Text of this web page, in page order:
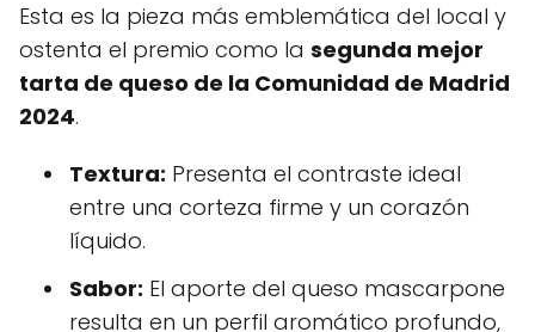
Esta es la pieza más emblemática del local y
ostenta el premio como la segunda mejor
tarta de queso de la Comunidad de Madrid
2024.
Textura: Presenta el contraste ideal
entre una corteza firme y un corazón
líquido.
Sabor: El aporte del queso mascarpone
resulta en un perfil aromático profundo,